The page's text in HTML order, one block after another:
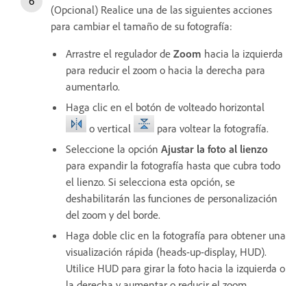
(Opcional) Realice una de las siguientes acciones
para cambiar el tamaño de su fotografía:
Arrastre el regulador de Zoom hacia la izquierda
para reducir el zoom o hacia la derecha para
aumentarlo.
Haga clic en el botón de volteado horizontal
o vertical
para voltear la fotografía.
Seleccione la opción Ajustar la foto al lienzo
para expandir la fotografía hasta que cubra todo
el lienzo. Si selecciona esta opción, se
deshabilitarán las funciones de personalización
del zoom y del borde.
Haga doble clic en la fotografía para obtener una
visualización rápida (heads-up-display, HUD).
Utilice HUD para girar la foto hacia la izquierda o